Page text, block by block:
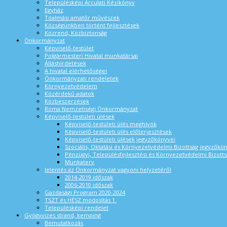
Településképi Arculati Kézikönyv
Egyház
Tóalmási amatőr művészek
Községünkben történt fejlesztések
Közrend, Közbiztonság
Önkormányzat
Képviselő-testület
Polgármesteri Hivatal munkatársai
Álláshirdetések
A hivatal elérhetőségei
Önkormányzati rendeletek
Környezetvédelem
Közérdekű adatok
Közbeszerzések
Roma Nemzetiségi Önkormányzat
Képviselő-testületi ülések
Képviselő-testületi ülés meghívók
Képviselő-testületi ülés előterjesztések
Képviselő-testületi ülések jegyzőkönyvei
Szociális, Oktatási és Környezetvédelmi Bizottság
Pénzügyi, Településfejlesztési és Környezetvédelmi
Munkaterv
Jelentés az Önkormányzat vagyoni helyzetéről
2014-2019 időszak
2006-2010 időszak
Gazdasági Program 2020-2024
TSZT és HÉSZ módosítás 1.
Településképi rendelet
Gyógyvizes strand, kemping
Bemutatkozás